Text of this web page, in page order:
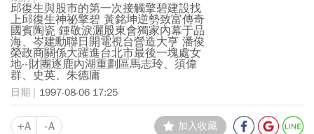
邱復生與股市的第一次接觸擎碧建設找
上邱復生神祕擎碧 黃銘坤逆勢致富傳奇
國賓陶瓷 鍾敬淚灑股東會獨家內幕于品
海、岑建勳聯日開電視台營造大亨 潘俊
榮政商關係大躍進台北市最後一塊處女
地--財團逐鹿內湖重劃區馬志玲、須偉
群、史英、朱德庸
1997-08-06 17:25
+A -A 加入收藏